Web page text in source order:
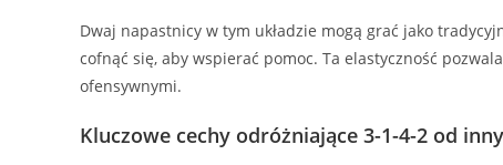
Dwaj napastnicy w tym układzie mogą grać jako
cofnąć się, aby wspierać pomoc. Ta elastyczność
ofensywnymi.
Kluczowe cechy odróżniające 3-1-4-2 od